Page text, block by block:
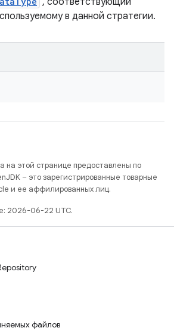
в данной стратегии.
на этой странице предоставлены по
– это зарегистрированные товарные
и ее аффилированных лиц.
2026-06-22 UTC.
файлов